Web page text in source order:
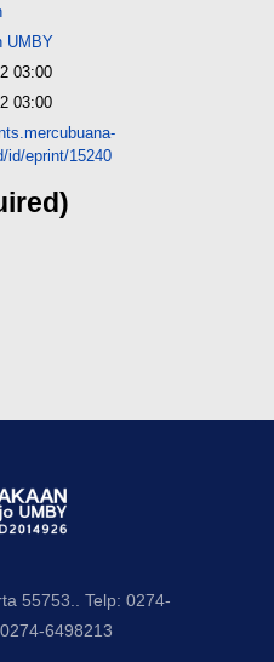
UMBY
03:00
03:00
id/eprint/15240
55753.. Telp: 0274-
6498213